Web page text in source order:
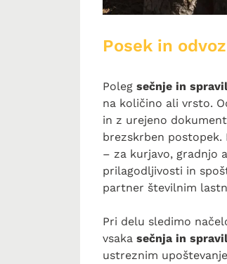
Posek in
Poleg sečnje in
na količino ali vrsto.
in z urejeno
brezskrben postopek.
– za kurjavo, gradnjo
prilagodljivosti in
partner številnim
Pri delu sledimo
vsaka sečnja in
ustreznim